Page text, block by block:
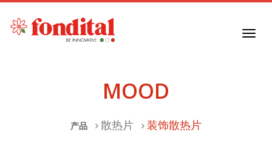
MOOD
产品 散热片 装饰散热片